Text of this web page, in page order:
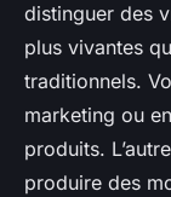
distinguer des
plus vivantes
traditionnels.
marketing ou
produits.
produire des